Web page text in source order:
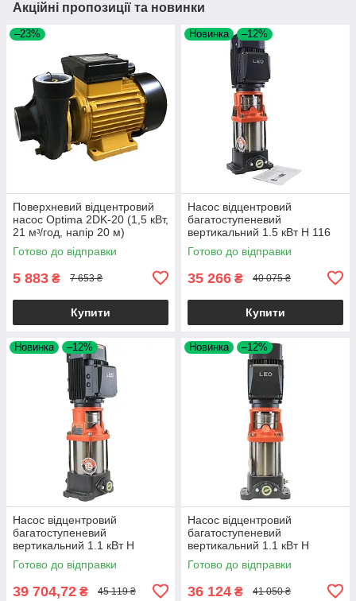
Акційні пропозиції та новинки
–23%
Поверхневий відцентровий
насос Optima 2DK-20 (1,5 кВт,
21 мᶟ/год, напір 20 м)
потужний насос для поливу
Готово до відправки
5 883 ₴ 7 653 ₴
Купити
Новинка –12%
Насос відцентровий
багатоступеневий
вертикальний 1.5 кВт H 116
(98) м Q 58(33) л/хв нерж
LEO 3.0 innovation
Готово до відправки
35 266 ₴ 40 075 ₴
Купити
Новинка –12%
Насос відцентровий
багатоступеневий
вертикальний 1.1 кВт H
136(130)м Q 40(17) л/хв нерж
LEO 3.0 innovation LVRm
Готово до відправки
39 704,72 ₴ 45 119 ₴
Новинка –12%
Насос відцентровий
багатоступеневий
вертикальний 1.1 кВт H
114(110)м Q 40(17) л/хв нерж
LEO 3.0 innovation
Готово до відправки
36 124 ₴ 41 050 ₴